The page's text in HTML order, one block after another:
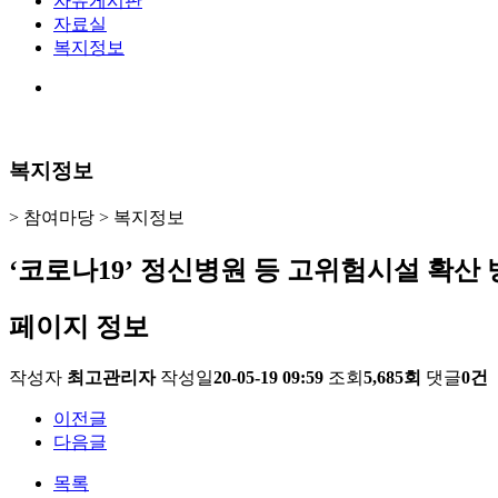
자료실
복지정보
복지정보
> 참여마당 > 복지정보
‘코로나19’ 정신병원 등 고위험시설 확산
페이지 정보
작성자 최고관리자 작성일20-05-19 09:59 조회 5,685회 댓글0건
이전글
다음글
목록